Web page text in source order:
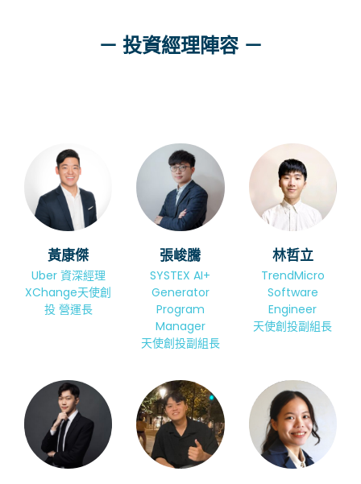
－ 投資經理陣容 －
黃康傑
Uber 資深經理
XChange天使創
投 營運長
張峻騰
SYSTEX AI+
Generator
Program
Manager
天使創投副組長
林哲立
TrendMicro
Software
Engineer
天使創投副組長